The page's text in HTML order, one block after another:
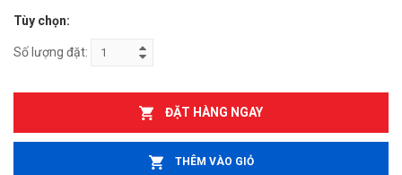
Tùy chọn:
Số lượng đặt:
ĐẶT HÀNG NGAY
THÊM VÀO GIỎ